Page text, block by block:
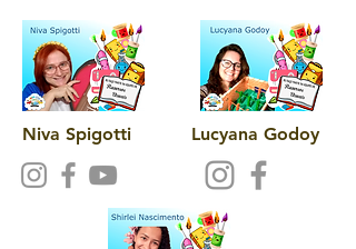
Lucyana Godoy
Niva Spigotti